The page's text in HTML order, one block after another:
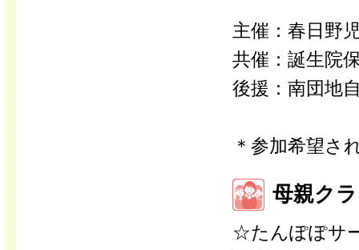
主催：春日野
共催：誕生院
後援：南団地
＊参加希望さ
母親ク
☆たんぽぽサ